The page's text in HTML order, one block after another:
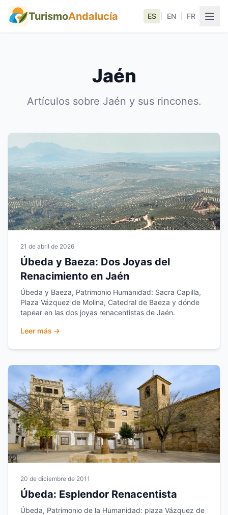
TurismoAndalucía ES EN FR
Jaén
Artículos sobre Jaén y sus rincones.
21 de abril de 2026
Úbeda y Baeza: Dos Joyas del
Renacimiento en Jaén
Úbeda y Baeza, Patrimonio Humanidad: Sacra Capilla,
Plaza Vázquez de Molina, Catedral de Baeza y dónde
tapear en las dos joyas renacentistas de Jaén.
Leer más →
20 de diciembre de 2011
Úbeda: Esplendor Renacentista
Úbeda, Patrimonio de la Humanidad: plaza Vázquez de